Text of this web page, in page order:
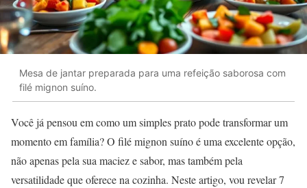
Mesa de jantar preparada para uma refeição saborosa com
filé mignon suíno.
Você já pensou em como um simples prato pode transformar um
momento em família? O filé mignon suíno é uma excelente opção,
não apenas pela sua maciez e sabor, mas também pela
versatilidade que oferece na cozinha. Neste artigo, vou revelar 7